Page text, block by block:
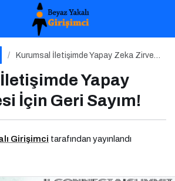
Kurumsal İletişimde Yapay Zeka Zirvesi
Yapay
İçin Geri Sayım!
Girişimci tarafından yayınlandı
Markalaşma ve Dijitalleşme
Hani Kurumsaldık